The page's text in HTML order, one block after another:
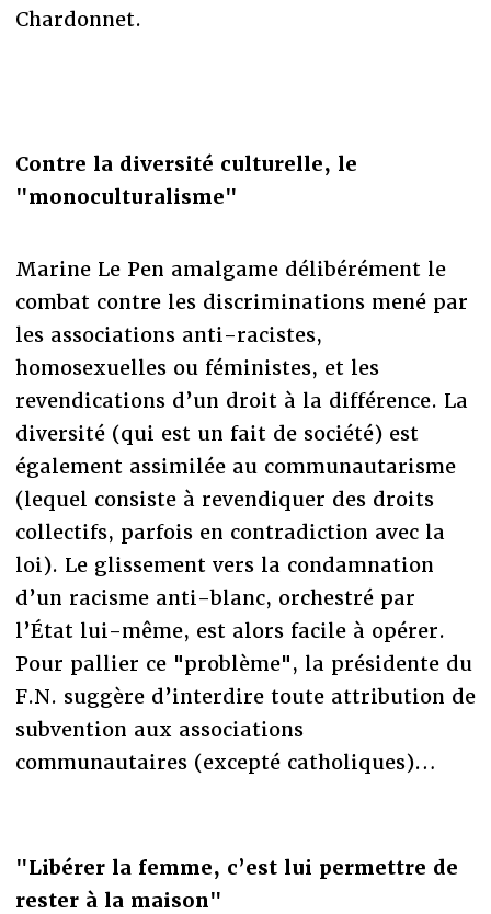
Chardonnet.
Contre la diversité culturelle, le
"monoculturalisme"
Marine Le Pen amalgame délibérément le
combat contre les discriminations mené par
les associations anti-racistes,
homosexuelles ou féministes, et les
revendications d’un droit à la différence. La
diversité (qui est un fait de société) est
également assimilée au communautarisme
(lequel consiste à revendiquer des droits
collectifs, parfois en contradiction avec la
loi). Le glissement vers la condamnation
d’un racisme anti-blanc, orchestré par
l’État lui-même, est alors facile à opérer.
Pour pallier ce "problème", la présidente du
F.N. suggère d’interdire toute attribution de
subvention aux associations
communautaires (excepté catholiques)…
"Libérer la femme, c’est lui permettre de
rester à la maison"